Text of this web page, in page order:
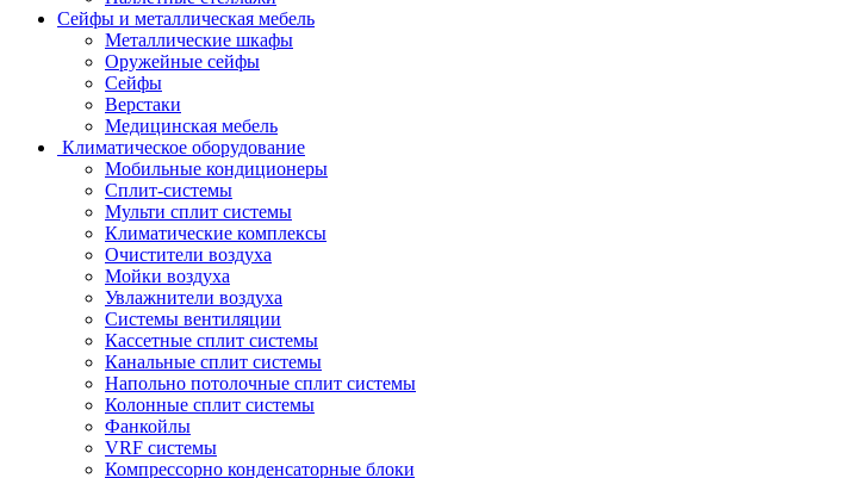
Сейфы и металлическая мебель
Металлические шкафы
Оружейные сейфы
Сейфы
Верстаки
Медицинская мебель
Климатическое оборудование
Мобильные кондиционеры
Сплит-системы
Мульти сплит системы
Климатические комплексы
Очистители воздуха
Мойки воздуха
Увлажнители воздуха
Системы вентиляции
Кассетные сплит системы
Канальные сплит системы
Напольно потолочные сплит системы
Колонные сплит системы
Фанкойлы
VRF системы
Компрессорно конденсаторные блоки